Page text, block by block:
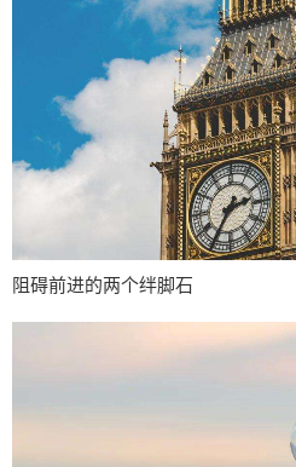
阻碍前进的两个绊脚石